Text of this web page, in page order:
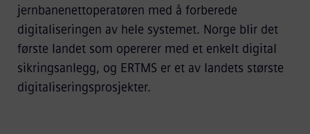
jernbanenettoperatøren med å forberede
digitaliseringen av hele systemet. Norge blir det
første landet som opererer med et enkelt digital
sikringsanlegg, og ERTMS er et av landets største
digitaliseringsprosjekter.